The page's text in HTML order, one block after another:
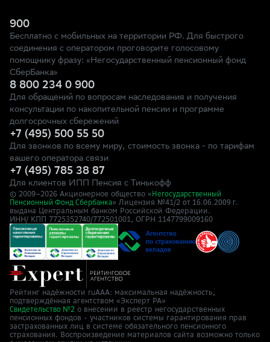
900
Бесплатно с мобильных на территории РФ. Для быстрого
соединения с оператором проговорите голосовому
помощнику фразу: «Негосударственный пенсионный фонд
СберБанка»
8 800 234 0 900
Для обращений по вопросам наследования и получения
консультации по накопительной пенсии и программе
долгосрочных сбережений
+7 (495) 500 55 50
Для звонков по всему миру, стоимость звонка - по тарифам
вашего оператора связи
+7 (495) 785 38 87
Для клиентов ИПП Пенсия с Тинькофф
© 2009–2026 Акционерное общество « Негосударственный
Пенсионный Фонд Сбербанка» Лицензия №41/2 от 16.06.2009 г.
выдана Центральным банком Российской Федерации.
ИНН/ КПП 7725352740/772501001, ОГРН 1147799009160
Рейтинг надёжности ruAAA: максимальная надёжность,
подтверждённая агентством «Эксперт РА»
Свидетельство №2 о внесении в реестр негосударственных
пенсионных фондов - участников системы гарантирования прав
застрахованных лиц в системе обязательного пенсионного
страхования. Воспроизведение материалов сайта возможно только